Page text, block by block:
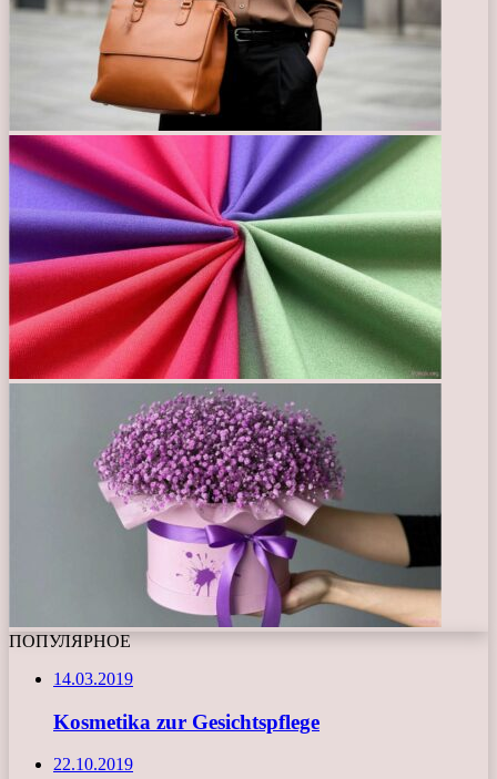
ПОПУЛЯРНОЕ
14.03.2019
Kosmetika zur Gesichtspflege
22.10.2019